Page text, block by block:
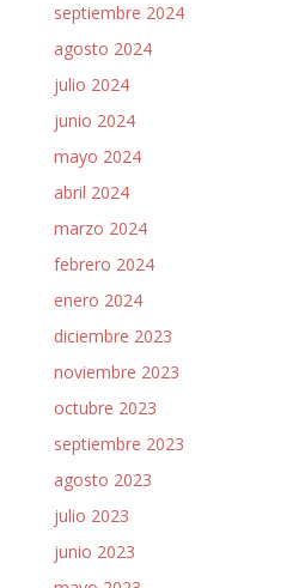
septiembre 2024
agosto 2024
julio 2024
junio 2024
mayo 2024
abril 2024
marzo 2024
febrero 2024
enero 2024
diciembre 2023
noviembre 2023
octubre 2023
septiembre 2023
agosto 2023
julio 2023
junio 2023